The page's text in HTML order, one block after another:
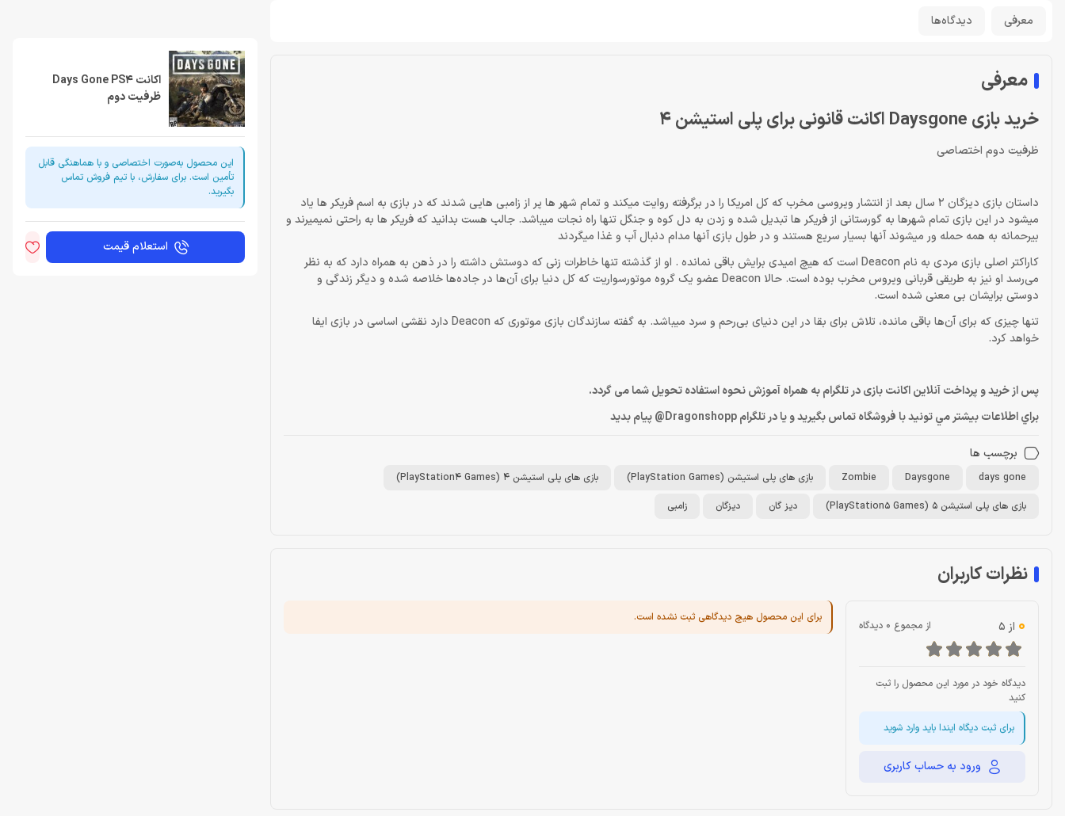
معرفی دیدگاه‌ها
معرفی
خرید بازی Daysgone اکانت قانونی برای پلی استیشن 4
ظرفیت دوم اختصاصی
داستان بازی دیزگان 2 سال بعد از انتشار ویروسی مخرب که کل امریکا را در برگرفته روایت میکند و تمام شهر ها پر از زامبی هایی شدند که در بازی به اسم فریکر ها یاد
میشود در این بازی تمام شهرها به گورستانی از فریکر ها تبدیل شده و زدن به دل کوه و جنگل تنها راه نجات میباشد. جالب هست بدانید که فریکر ها به راحتی نمیمیرند و
بیرحمانه به همه حمله ور میشوند آنها بسیار سریع هستند و در طول بازی آنها مدام دنبال آب و غذا میگردند
کاراکتر اصلی بازی مردی به نام Deacon است که هیچ امیدی برایش باقی نمانده . او از گذشته تنها خاطرات زنی که دوستش داشته را در ذهن به همراه دارد که به نظر
می‌رسد او نیز به طریقی قربانی ویروس مخرب بوده است. حالا Deacon عضو یک گروه موتورسواریت که کل دنیا برای آن‌ها در جاده‌ها خلاصه شده و دیگر زندگی و
دوستی برایشان بی معنی شده است.
تنها چیزی که برای آن‌ها باقی مانده، تلاش برای بقا در این دنیای بی‌رحم و سرد میباشد. به گفته سازندگان بازی موتوری که Deacon دارد نقشی اساسی در بازی ایفا
خواهد کرد.
پس از خرید و پرداخت آنلاین اکانت بازی در تلگرام به همراه آموزش نحوه استفاده تحویل شما می گردد.
براي اطلاعات بيشتر مي تونيد با فروشگاه تماس بگيريد و يا در تلگرام Dragonshopp@ پيام بديد
برچسب ها
days gone
Daysgone
Zombie بازی های پلی استیشن (PlayStation Games)
بازی های پلی استیشن 4 (PlayStation4 Games)
بازی های پلی استیشن 5 (PlayStation5 Games)
دیز گان دیزگان زامبی
نظرات کاربران
0 از 5 از مجموع 0 دیدگاه
دیدگاه خود در مورد این محصول را ثبت
کنید
برای ثبت دیگاه ایندا باید وارد شوید
ورود به حساب کاربری
برای این محصول هیچ دیدگاهی ثبت نشده است.
اکانت Days Gone PS4
ظرفیت دوم
این محصول به‌صورت اختصاصی و با هماهنگی قابل
تأمین است. برای سفارش، با تیم فروش تماس
بگیرید.
استعلام قیمت